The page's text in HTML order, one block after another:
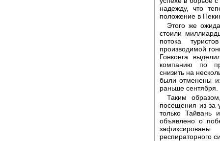
надежду, что
положение в
Этого же
стоили
потока
производимой
Гонконга
компанию по
снизить на
были отменены
раньше сентября.
Таким
посещения из-за
только Тайвань
объявлено о
респираторного